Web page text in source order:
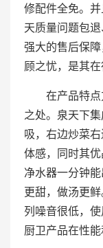
修配件全免。
天质量问题包
强大的售后保
顾之忧，是其在
在产品特
之处。泉天下
吸，右边炒菜
体感，同时其
净水器一分钟
更甜，做汤更
列噪音很低，
厨卫产品在性